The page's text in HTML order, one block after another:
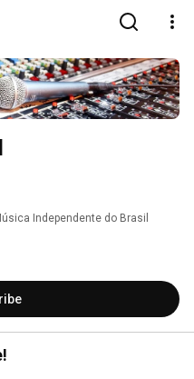
Independente do Brasil